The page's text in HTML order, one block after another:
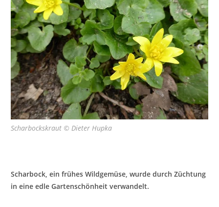
Scharbockskraut © Dieter Hupka
Scharbock, ein frühes Wildgemüse, wurde durch Züchtung
in eine edle Gartenschönheit verwandelt.